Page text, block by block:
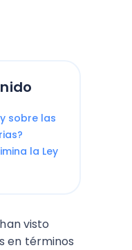
sobre las
la Ley
visto
en términos